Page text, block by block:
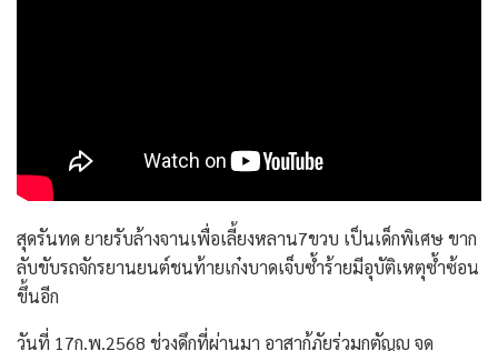
สุดรันทด ยายรับล้างจานเพื่อเลี้ยงหลาน7ขวบ เป็นเด็กพิเศษ ขาก
ลับขับรถจักรยานยนต์ชนท้ายเก๋งบาดเจ็บซ้ำร้ายมีอุบัติเหตุซ้ำซ้อน
ขึ้นอีก
วันที่ 17ก.พ.2568 ช่วงดึกที่ผ่านมา อาสากู้ภัยร่วมกตัญญู จุด